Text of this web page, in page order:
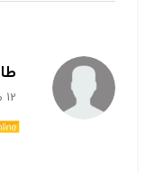
12 مهر 1398